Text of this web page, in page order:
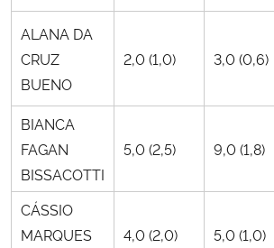
ALANA DA
CRUZ
BUENO
2,0 (1,0) 3,0 (0,6)
BIANCA
FAGAN
BISSACOTTI
5,0 (2,5) 9,0 (1,8)
CÁSSIO
MARQUES
4,0 (2,0) 5,0 (1,0)